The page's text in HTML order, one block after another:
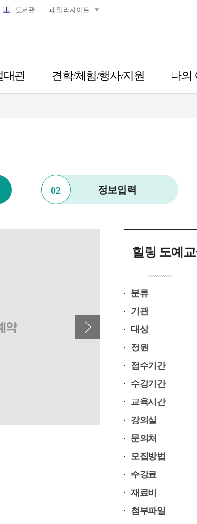
도서관 패밀리사이트
대관 견학/체험/행사/지원 나의
02 정보입력
힐링 도예
분류
기관
대상
정원
접수기간
수강기간
교육시간
강의실
문의처
모집방법
수강료
재료비
첨부파일